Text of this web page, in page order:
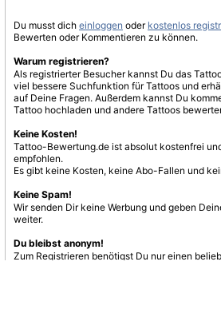
Du musst dich einloggen oder kostenlos
Bewerten oder Kommentieren zu können.
Warum registrieren?
Als registrierter Besucher kannst Du das
viel bessere Suchfunktion für Tattoos und
auf Deine Fragen. Außerdem kannst Du
Tattoo hochladen und andere Tattoos
Keine Kosten!
Tattoo-Bewertung.de ist absolut kostenfrei
empfohlen.
Es gibt keine Kosten, keine Abo-Fallen und
Keine Spam!
Wir senden Dir keine Werbung und geben
weiter.
Du bleibst anonym!
Zum Registrieren benötigst Du nur einen